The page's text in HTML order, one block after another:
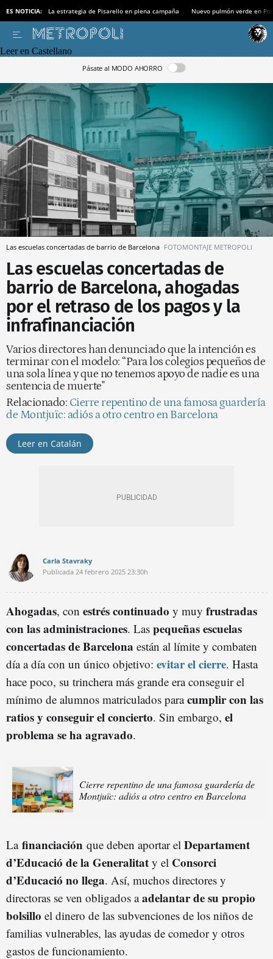
ES NOTICIA: La estrategia de Pisarello en plena campaña Nuevo pulmón verde en
Leer en Castellano
Pásate al MODO AHORRO
Las escuelas concertadas de barrio de Barcelona FOTOMONTAJE METROPOLI
Las escuelas concertadas de
barrio de Barcelona, ahogadas
por el retraso de los pagos y la
infrafinanciación
Varios directores han denunciado que la intención es
terminar con el modelo: “Para los colegios pequeños de
una sola línea y que no tenemos apoyo de nadie es una
sentencia de muerte"
Relacionado: Cierre repentino de una famosa guardería
de Montjuïc: adiós a otro centro en Barcelona
Leer en Catalán
Carla Stavraky
Publicada 24 febrero 2025 23:30h
Ahogadas, con estrés continuado y muy frustradas
con las administraciones. Las pequeñas escuelas
concertadas de Barcelona están al límite y combaten
día a día con un único objetivo: evitar el cierre. Hasta
hace poco, su trinchera más grande era conseguir el
mínimo de alumnos matriculados paracumplir con las
ratios y conseguir el concierto. Sin embargo, el
problema se ha agravado.
Cierre repentino de una famosa guardería de
Montjuïc: adiós a otro centro en Barcelona
La financiación que deben aportar el Departament
d’Educació de la Generalitat y el Consorci
d’Educació no llega. Así, muchos directores y
directoras se ven obligados aadelantar de su propio
bolsillo el dinero de las subvenciones de los niños de
familias vulnerables, las ayudas de comedor y otros
gastos de funcionamiento.